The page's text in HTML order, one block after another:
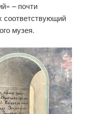
– почти
соответствующий
музея.